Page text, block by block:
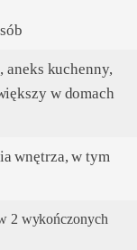
aneks kuchenny,
w domach
wnętrza, w tym
2 wykończonych